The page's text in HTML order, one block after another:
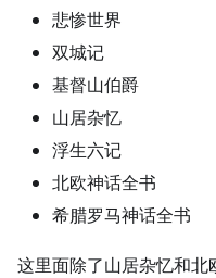
悲惨世界
双城记
基督山伯爵
山居杂忆
浮生六记
北欧神话全书
希腊罗马神话全书
这里面除了山居杂忆和